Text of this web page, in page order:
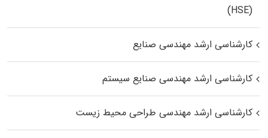
(HSE)
کارشناسی ارشد مهندسی صنایع
کارشناسی ارشد مهندسی صنایع سیستم
کارشناسی ارشد مهندسی طراحی محیط زیست